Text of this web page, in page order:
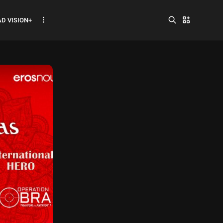
VISION+
Jadwal ASEAN Hyundai
Cup 2026...
July 22, 2026